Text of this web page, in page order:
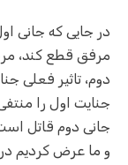
در جایی که جانی
مرفق قطع کند،
دوم، تاثیر فعلی
جنایت اول را
جانی دوم قاتل
و ما عرض کردیم